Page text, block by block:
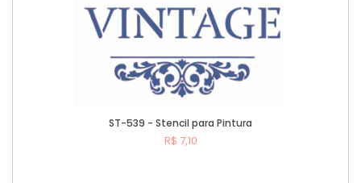
ST-539 - Stencil para Pintura
R$ 7,10